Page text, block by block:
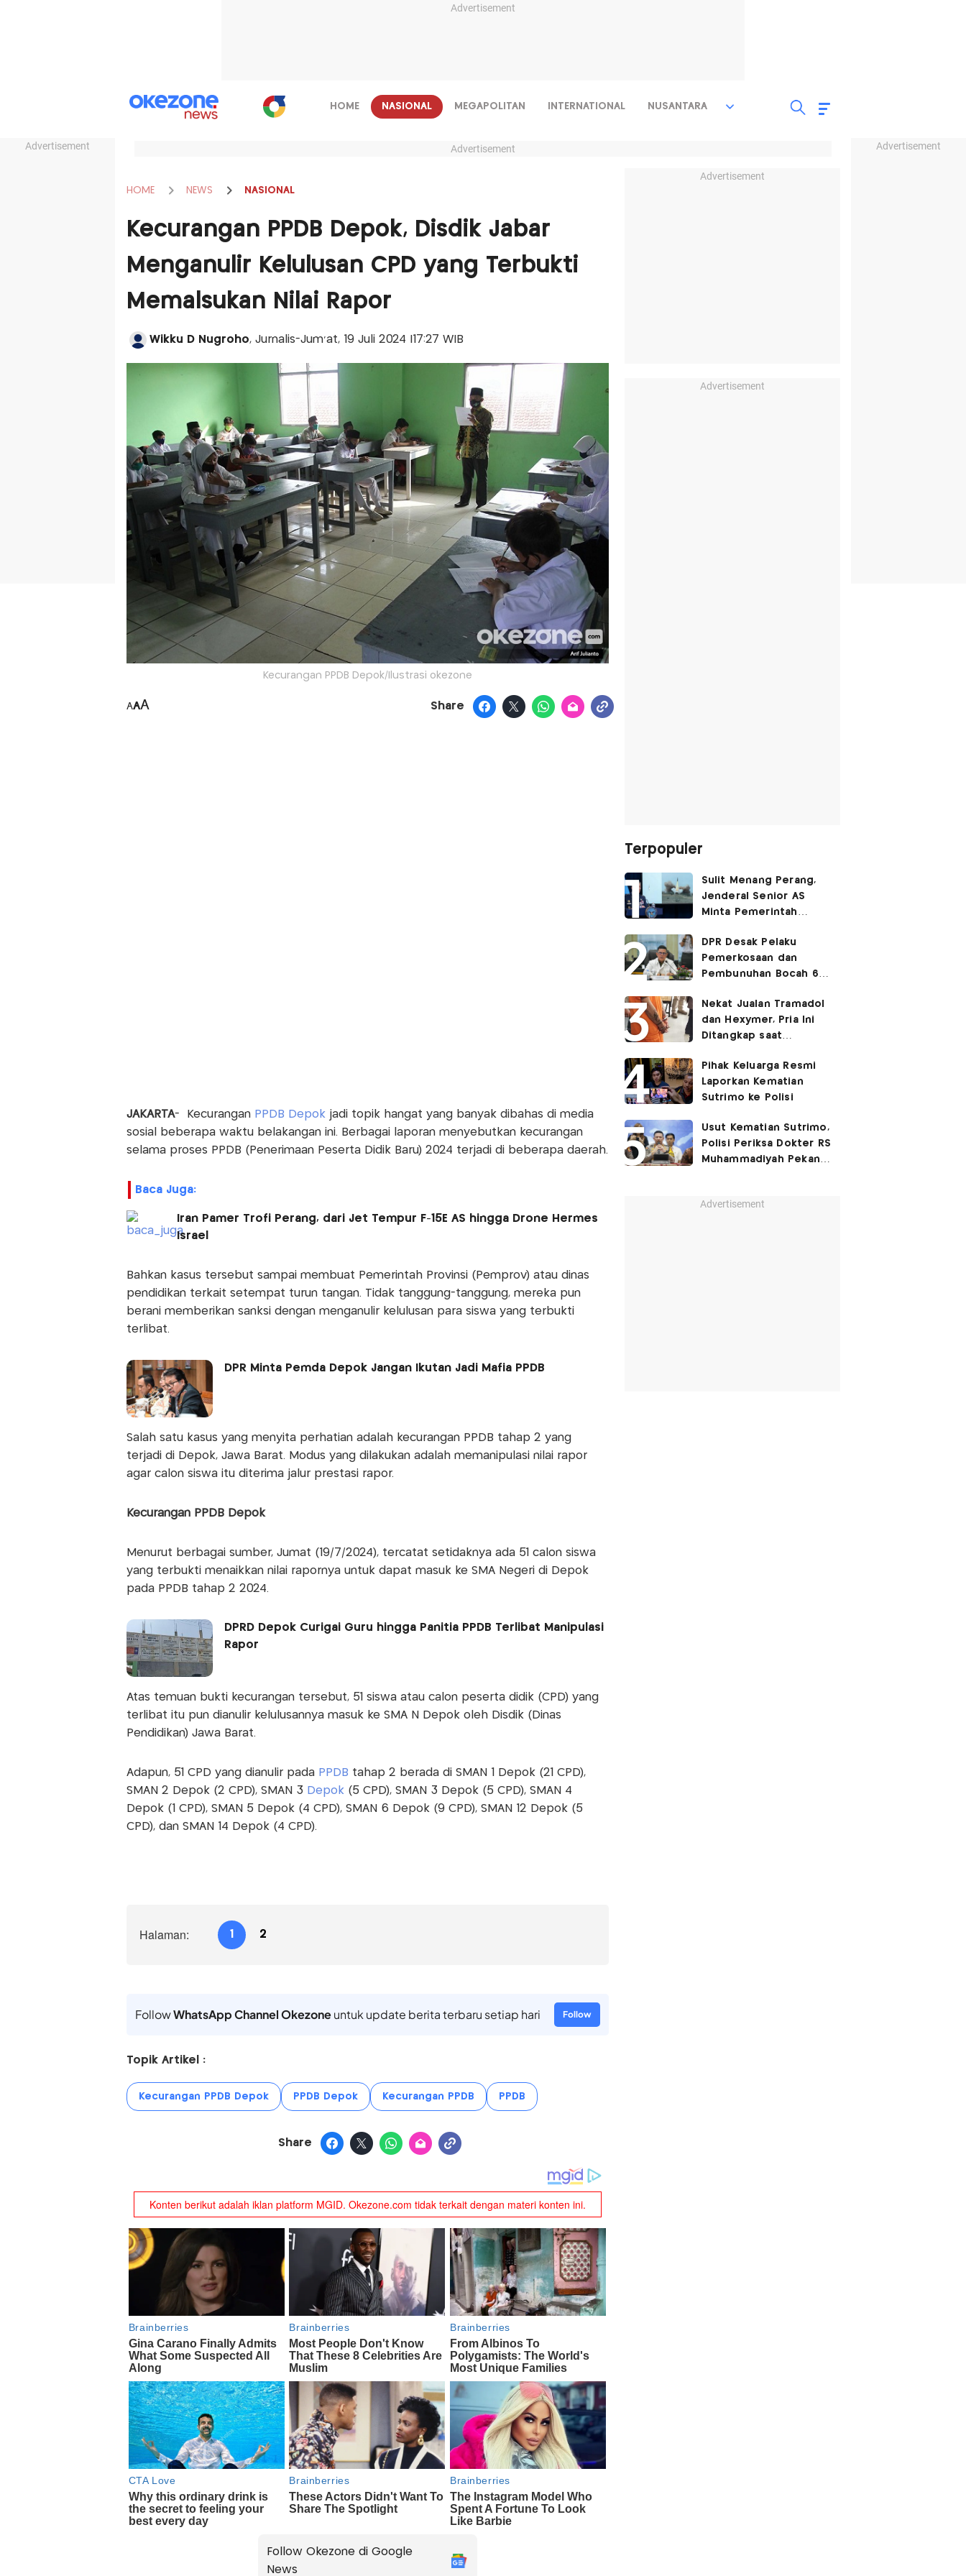
Advertisement
Advertisement Advertisement
HOME NASIONAL MEGAPOLITAN INTERNATIONAL NUSANTARA
Advertisement
HOME NEWS NASIONAL
Kecurangan PPDB Depok, Disdik Jabar
Menganulir Kelulusan CPD yang Terbukti
Memalsukan Nilai Rapor
Wikku D Nugroho, Jurnalis-Jum'at, 19 Juli 2024 |17:27 WIB
Kecurangan PPDB Depok/Ilustrasi okezone
AAA Share
JAKARTA- Kecurangan PPDB Depok jadi topik hangat yang banyak dibahas di media
sosial beberapa waktu belakangan ini. Berbagai laporan menyebutkan kecurangan
selama proses PPDB (Penerimaan Peserta Didik Baru) 2024 terjadi di beberapa daerah.
Baca Juga:
Iran Pamer Trofi Perang, dari Jet Tempur F-15E AS hingga Drone Hermes
Israel
Bahkan kasus tersebut sampai membuat Pemerintah Provinsi (Pemprov) atau dinas
pendidikan terkait setempat turun tangan. Tidak tanggung-tanggung, mereka pun
berani memberikan sanksi dengan menganulir kelulusan para siswa yang terbukti
terlibat.
DPR Minta Pemda Depok Jangan Ikutan Jadi Mafia PPDB
Salah satu kasus yang menyita perhatian adalah kecurangan PPDB tahap 2 yang
terjadi di Depok, Jawa Barat. Modus yang dilakukan adalah memanipulasi nilai rapor
agar calon siswa itu diterima jalur prestasi rapor.
Kecurangan PPDB Depok
Menurut berbagai sumber, Jumat (19/7/2024), tercatat setidaknya ada 51 calon siswa
yang terbukti menaikkan nilai rapornya untuk dapat masuk ke SMA Negeri di Depok
pada PPDB tahap 2 2024.
DPRD Depok Curigai Guru hingga Panitia PPDB Terlibat Manipulasi
Rapor
Atas temuan bukti kecurangan tersebut, 51 siswa atau calon peserta didik (CPD) yang
terlibat itu pun dianulir kelulusannya masuk ke SMA N Depok oleh Disdik (Dinas
Pendidikan) Jawa Barat.
Adapun, 51 CPD yang dianulir padaPPDB tahap 2 berada di SMAN 1 Depok (21 CPD),
SMAN 2 Depok (2 CPD), SMAN 3 Depok(5 CPD), SMAN 3 Depok (5 CPD), SMAN 4
Depok (1 CPD), SMAN 5 Depok (4 CPD), SMAN 6 Depok (9 CPD), SMAN 12 Depok (5
CPD), dan SMAN 14 Depok (4 CPD).
Halaman: 1 2
FollowWhatsApp Channel Okezoneuntuk update berita terbaru setiap hari Follow
Topik Artikel :
Kecurangan PPDB Depok PPDB Depok Kecurangan PPDB PPDB
Share
Follow Okezone di Google
News
Advertisement
Advertisement
Terpopuler
Sulit Menang Perang,
Jenderal Senior AS
Minta Pemerintah
Lawan Iran
DPR Desak Pelaku
Pemerkosaan dan
Pembunuhan Bocah 6
Dihukum Seumur Hidup
Nekat Jualan Tramadol
dan Hexymer, Pria Ini
Ditangkap saat
Pihak Keluarga Resmi
Laporkan Kematian
Sutrimo ke Polisi
Usut Kematian Sutrimo,
Polisi Periksa Dokter RS
Muhammadiyah Pekan
Advertisement